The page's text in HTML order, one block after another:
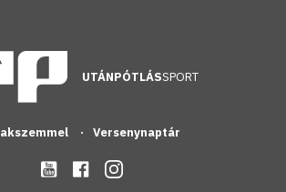
UTÁNPÓTLÁSSPORT
Versenynaptár